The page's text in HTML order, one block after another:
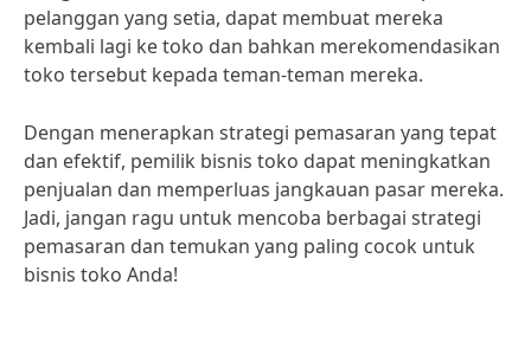
pelanggan yang setia, dapat membuat mereka
kembali lagi ke toko dan bahkan merekomendasikan
toko tersebut kepada teman-teman mereka.
Dengan menerapkan strategi pemasaran yang tepat
dan efektif, pemilik bisnis toko dapat meningkatkan
penjualan dan memperluas jangkauan pasar mereka.
Jadi, jangan ragu untuk mencoba berbagai strategi
pemasaran dan temukan yang paling cocok untuk
bisnis toko Anda!